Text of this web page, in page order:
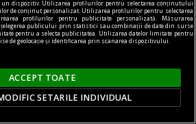
merge înainte cu „semi-
un dispozitiv. Utilizarea profilurilor pentru selectarea conținutului
de conținut personalizat. Utilizarea profilurilor pentru selectarea
profilurilor pentru publicitate personalizată. Măsurarea
publicului prin statistici sau combinații de date din surse
pentru a selecta publicitatea. Utilizarea datelor limitate pentru
de geolocație și identificarea prin scanarea dispozitivului.
ACCEPT TOATE
SETARILE INDIVIDUAL